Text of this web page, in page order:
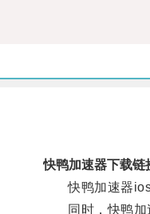
快鸭加速器下载链
快鸭加速器ios
同时，快鸭加速